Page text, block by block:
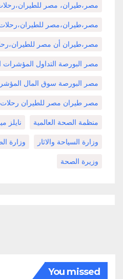
مصر،طيران، مصر
مصر،طيران،مصر
مصر،طيران أن مصر
مصر البورصة التداول المؤشرات
مصر البورصة سوق المال
مصر طيران مصر للطيران رحلات
منظمة الصحة العالمية نايلز
وزارة السياحة والاثار وزارة
وزيرة الصحة
You missed